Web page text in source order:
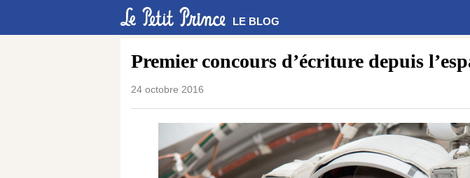
LE BLOG
Premier concours d’écriture depuis
24 octobre 2016